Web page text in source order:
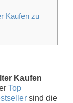
Kaufen zu
Kaufen
Top
sind die